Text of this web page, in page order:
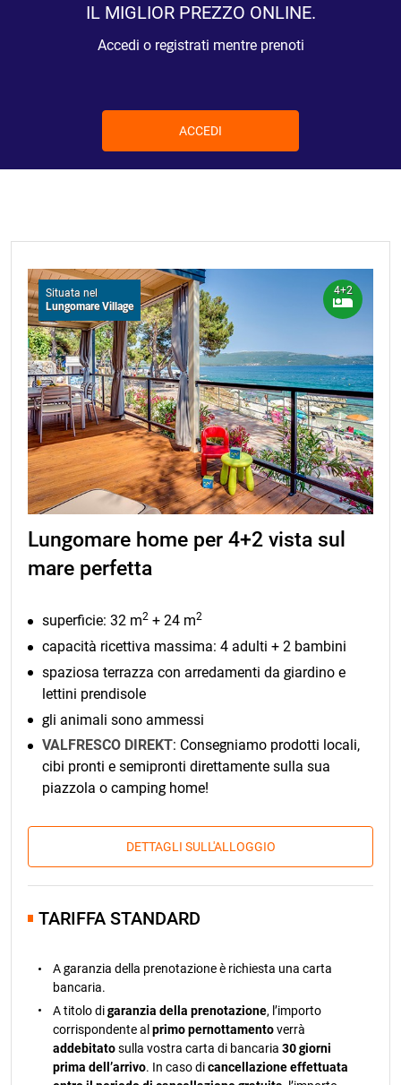
IL MIGLIOR PREZZO ONLINE.
Accedi o registrati mentre prenoti
ACCEDI
Situata nel
Lungomare Village
4+2
Lungomare home per 4+2 vista sul
mare perfetta
superficie: 32 m2 + 24 m2
capacità ricettiva massima: 4 adulti + 2 bambini
spaziosa terrazza con arredamenti da giardino e
lettini prendisole
gli animali sono ammessi
VALFRESCO DIREKT: Consegniamo prodotti locali,
cibi pronti e semipronti direttamente sulla sua
piazzola o camping home!
DETTAGLI SULL'ALLOGGIO
TARIFFA STANDARD
A garanzia della prenotazione è richiesta una carta
bancaria.
A titolo digaranzia della prenotazione, l’importo
corrispondente al primo pernottamentoverrà
addebitatosulla vostra carta di bancaria 30 giorni
prima dell’arrivo. In caso dicancellazione effettuata